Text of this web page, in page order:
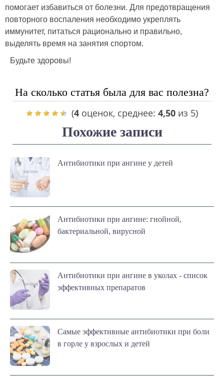
помогает избавиться от болезни. Для предотвращения
повторного воспаления необходимо укреплять
иммунитет, питаться рационально и правильно,
выделять время на занятия спортом.
Будьте здоровы!
На сколько статья была для вас полезна?
(4оценок, среднее: 4,50из 5)
Похожие записи
Антибиотики при ангине у детей
Антибиотики при ангине: гнойной,
бактериальной, вирусной
Антибиотики при ангине в уколах - список
эффективных препаратов
Самые эффективные антибиотики при боли
в горле у взрослых и детей